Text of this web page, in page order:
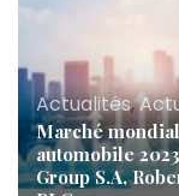
Actualités,
Marché
automobile
Group S.A,